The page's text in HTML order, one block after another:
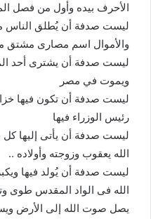
الأحرف بيده وأول من فصل
ليست صدفة أن يُطلق الناس
والأموال اسم مصارى مشتق
ليست صدفة أن يشترى أحد
ويموت في مصر
ليست صدفة أن تكون فيها
رئيس الوزراء فيها
ليست صدفة أن يأتى إليها
الله يعقوب وزوجته وأولاده ..
ليست صدفة أن يُولد فيها
الله فى الواد المقدس طوى
يصل صوت الله إلى الأرض